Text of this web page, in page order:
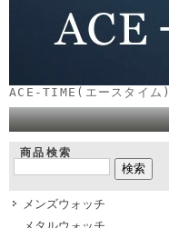
ACE-TIME(エースタイム
商品検索
メンズウォッチ